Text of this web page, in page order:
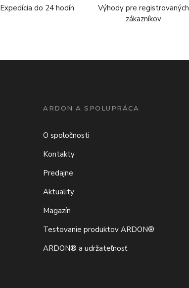
Expedícia do 24 hodín
Výhody pre registrovaných
zákazníkov
ARDON A SPOLUPRÁCA
O spoločnosti
Kontakty
Predajne
Aktuality
Magazín
Testovanie produktov ARDON®
ARDON® a udržateľnosť